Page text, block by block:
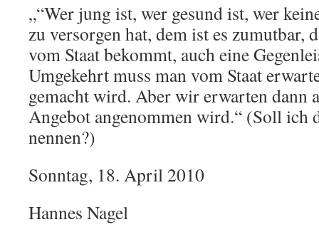
„“Wer jung ist, wer gesund ist, wer
zu versorgen hat, dem ist es zumutbar,
vom Staat bekommt, auch eine
Umgekehrt muss man vom Staat
gemacht wird. Aber wir erwarten dann
Angebot angenommen wird.“ (Soll ich
nennen?)
Sonntag, 18. April 2010
Hannes Nagel